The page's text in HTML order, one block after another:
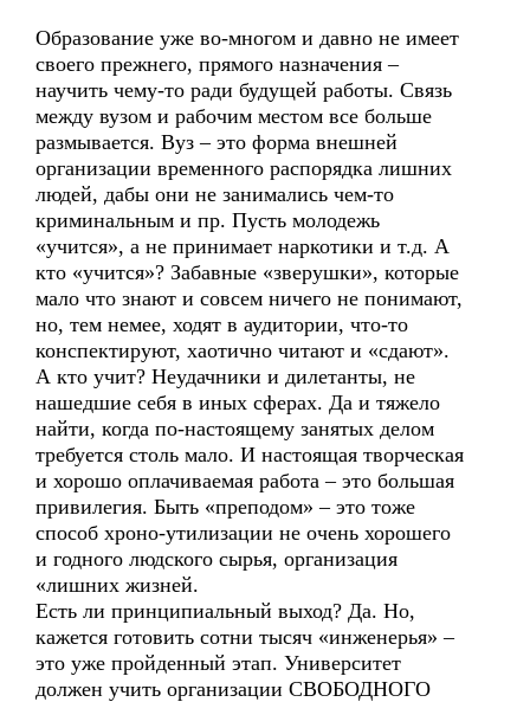
Образование уже во-многом и давно не имеет
своего прежнего, прямого назначения –
научить чему-то ради будущей работы. Связь
между вузом и рабочим местом все больше
размывается. Вуз – это форма внешней
организации временного распорядка лишних
людей, дабы они не занимались чем-то
криминальным и пр. Пусть молодежь
«учится», а не принимает наркотики и т.д. А
кто «учится»? Забавные «зверушки», которые
мало что знают и совсем ничего не понимают,
но, тем немее, ходят в аудитории, что-то
конспектируют, хаотично читают и «сдают».
А кто учит? Неудачники и дилетанты, не
нашедшие себя в иных сферах. Да и тяжело
найти, когда по-настоящему занятых делом
требуется столь мало. И настоящая творческая
и хорошо оплачиваемая работа – это большая
привилегия. Быть «преподом» – это тоже
способ хроно-утилизации не очень хорошего
и годного людского сырья, организация
«лишних жизней.
Есть ли принципиальный выход? Да. Но,
кажется готовить сотни тысяч «инженерья» –
это уже пройденный этап. Университет
должен учить организации СВОБОДНОГО